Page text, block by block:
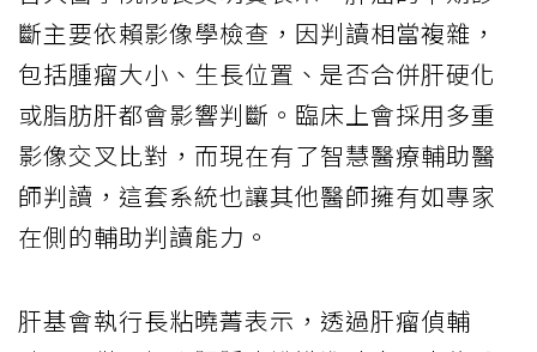
斷主要依賴影像學檢查，因判讀相當複雜，
包括腫瘤大小、生長位置、是否合併肝硬化
或脂肪肝都會影響判斷。臨床上會採用多重
影像交叉比對，而現在有了智慧醫療輔助醫
師判讀，這套系統也讓其他醫師擁有如專家
在側的輔助判讀能力。
肝基會執行長粘曉菁表示，透過肝瘤偵輔